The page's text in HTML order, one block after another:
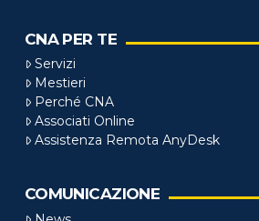
CNA PER TE
Servizi
Mestieri
Perché CNA
Associati Online
Assistenza Remota AnyDesk
COMUNICAZIONE